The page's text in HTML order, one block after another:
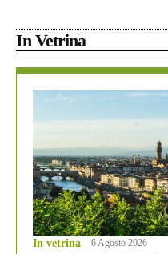
In Vetrina
In vetrina 6 Agosto 2026